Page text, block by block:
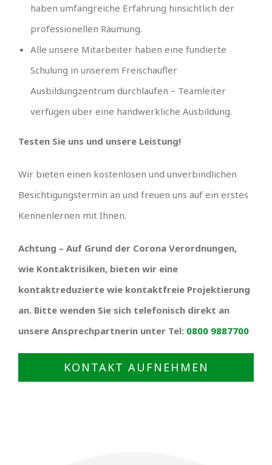
haben umfangreiche Erfahrung hinsichtlich der
professionellen Räumung.
Alle unsere Mitarbeiter haben eine fundierte
Schulung in unserem Freischaufler
Ausbildungzentrum durchlaufen – Teamleiter
verfügen über eine handwerkliche Ausbildung.
Testen Sie uns und unsere Leistung!
Wir bieten einen kostenlosen und unverbindlichen
Besichtigungstermin an und freuen uns auf ein erstes
Kennenlernen mit Ihnen.
Achtung – Auf Grund der Corona Verordnungen,
wie Kontaktrisiken, bieten wir eine
kontaktreduzierte wie kontaktfreie Projektierung
an. Bitte wenden Sie sich telefonisch direkt an
unsere Ansprechpartnerin unter Tel: 0800 9887700
KONTAKT AUFNEHMEN